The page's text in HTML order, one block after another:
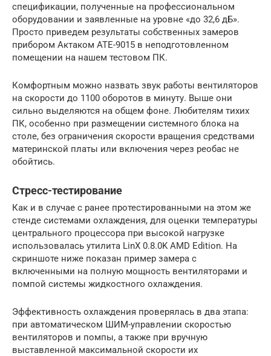
спецификации, полученные на профессиональном
оборудовании и заявленные на уровне «до 32,6 дБ».
Просто приведем результаты собственных замеров
прибором Актаком АТЕ-9015 в неподготовленном
помещении на нашем тестовом ПК.
Комфортным можно назвать звук работы вентиляторов
на скорости до 1100 оборотов в минуту. Выше они
сильно выделяются на общем фоне. Любителям тихих
ПК, особенно при размещении системного блока на
столе, без ограничения скорости вращения средствами
материнской платы или включения через реобас не
обойтись.
Стресс-тестирование
Как и в случае с ранее протестированными на этом же
стенде системами охлаждения, для оценки температуры
центрального процессора при высокой нагрузке
использовалась утилита LinX 0.8.0K AMD Edition. На
скриншоте ниже показан пример замера с
включенными на полную мощность вентиляторами и
помпой системы жидкостного охлаждения.
Эффективность охлаждения проверялась в два этапа:
при автоматическом ШИМ-управлении скоростью
вентиляторов и помпы, а также при вручную
выставленной максимальной скорости их